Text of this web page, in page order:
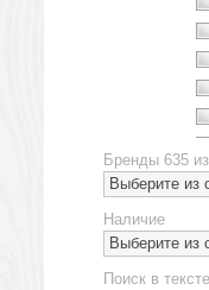
Бренды 635
Выберите из
Наличие
Выберите из
Поиск в тексте